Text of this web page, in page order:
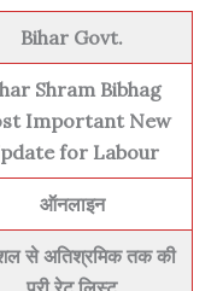
Bihar Govt.
Shram Bibhag
Important New
for Labour
ऑनलाइन
से अतिश्रमिक तक की